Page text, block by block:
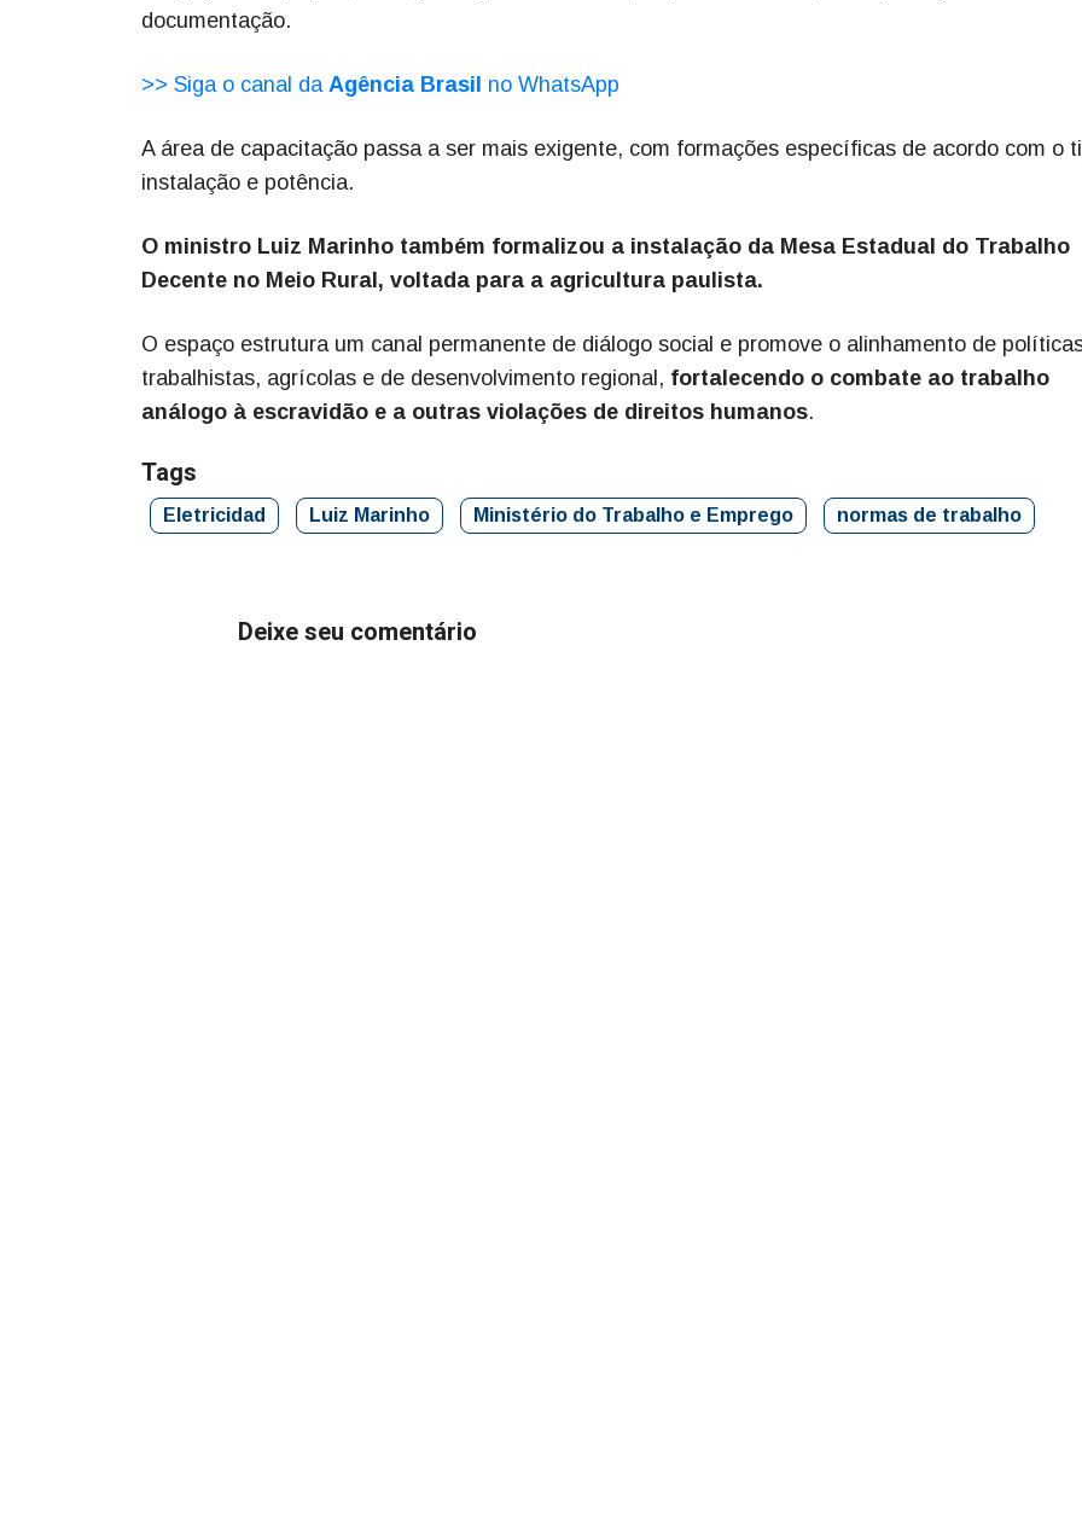
documentação.
>> Siga o canal da Agência Brasil no WhatsApp
A área de capacitação passa a ser mais exigente, com formações específicas de acordo com o
instalação e potência.
O ministro Luiz Marinho também formalizou a instalação da Mesa Estadual do Trabalho
Decente no Meio Rural, voltada para a agricultura paulista.
O espaço estrutura um canal permanente de diálogo social e promove o alinhamento de
trabalhistas, agrícolas e de desenvolvimento regional, fortalecendo o combate ao trabalho
análogo à escravidão e a outras violações de direitos humanos.
Tags
Eletricidad Luiz Marinho Ministério do Trabalho e Emprego normas de trabalho
Deixe seu comentário